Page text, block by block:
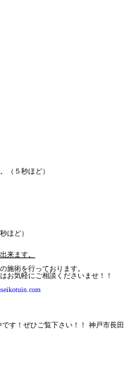
（５秒ほど）
ほど）
来ます。
施術を行っております。
お気軽にご相談くださいませ！！
す！ぜひご覧下さい！！ 神戸市